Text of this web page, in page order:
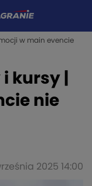
w main evencie
kursy |
nie
2025 14:00